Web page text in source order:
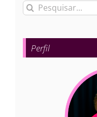
Buscar
para:
Perfil